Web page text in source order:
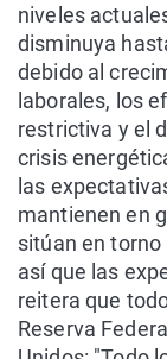
niveles
disminuya
debido al
laborales, los
restrictiva y el
crisis
las
mantienen en
sitúan en
así que las
reitera que
Reserva